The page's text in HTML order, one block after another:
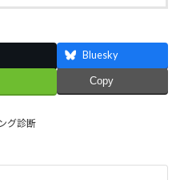
Bluesky
Copy
グ診断